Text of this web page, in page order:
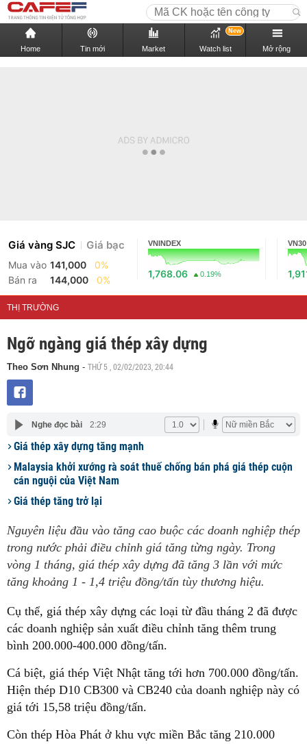
Home Tin mới Market Watch list
New
Mở rộng
Giá vàng SJC Giá bạc
Mua vào 141,000
0%
Bán ra
144,000 0%
VNINDEX
1,768.06 0.19%
VN30
THỊ TRƯỜNG
Ngỡ ngàng giá thép xây dựng
Theo Sơn Nhung - THỨ 5 , 02/02/2023, 20:44
Nghe đọc bài 2:29
Giá thép xây dựng tăng mạnh
Malaysia khởi xướng rà soát thuế chống bán phá giá thép cuộn
cán nguội của Việt Nam
Giá thép tăng trở lại
Nguyên liệu đầu vào tăng cao buộc các doanh nghiệp thép
trong nước phải điều chỉnh giá tăng từng ngày. Trong
vòng 1 tháng, giá thép xây dựng đã tăng 3 lần với mức
tăng khoảng 1 - 1,4 triệu đồng/tấn tùy thương hiệu.
Cụ thể, giá thép xây dựng các loại từ đầu tháng 2 đã được
các doanh nghiệp sản xuất điều chỉnh tăng thêm trung
bình 200.000-400.000 đồng/tấn.
Cá biệt, giá thép Việt Nhật tăng tới hơn 700.000 đồng/tấn.
Hiện thép D10 CB300 và CB240 của doanh nghiệp này có
giá tới 15,58 triệu đồng/tấn.
Còn thép Hòa Phát ở khu vực miền Bắc tăng 210.000